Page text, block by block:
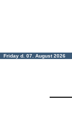
Friday d. 07. August 2026